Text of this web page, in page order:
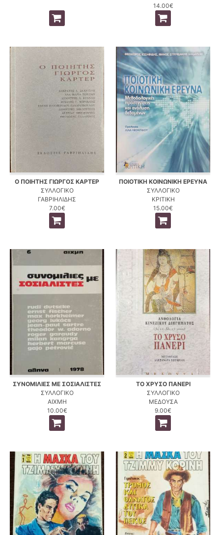
14.00€
Ο ΠΟΙΗΤΗΣ ΓΙΩΡΓΟΣ ΚΑΡΤΕΡ
ΣΥΛΛΟΓΙΚΟ
ΓΑΒΡΙΗΛΙΔΗΣ
7.00€
ΠΟΙΟΤΙΚΗ ΚΟΙΝΩΝΙΚΗ ΕΡΕΥΝΑ
ΣΥΛΛΟΓΙΚΟ
ΚΡΙΤΙΚΗ
15.00€
ΣΥΝΟΜΙΛΙΕΣ ΜΕ ΣΟΣΙΑΛΙΣΤΕΣ
ΣΥΛΛΟΓΙΚΟ
ΑΙΧΜΗ
10.00€
ΤΟ ΧΡΥΣΟ ΠΑΝΕΡΙ
ΣΥΛΛΟΓΙΚΟ
ΜΕΔΟΥΣΑ
9.00€